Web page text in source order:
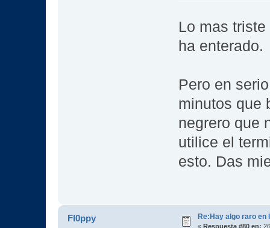
Lo mas
ha enterado.
Pero en
minutos que
negrero que
utilice el
esto. Das
Fl0ppy Re:Hay algo raro en
« Respuesta #80 en: